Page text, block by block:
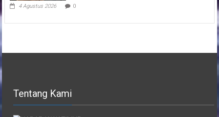
4 Agustus 2026 0
Tentang Kami